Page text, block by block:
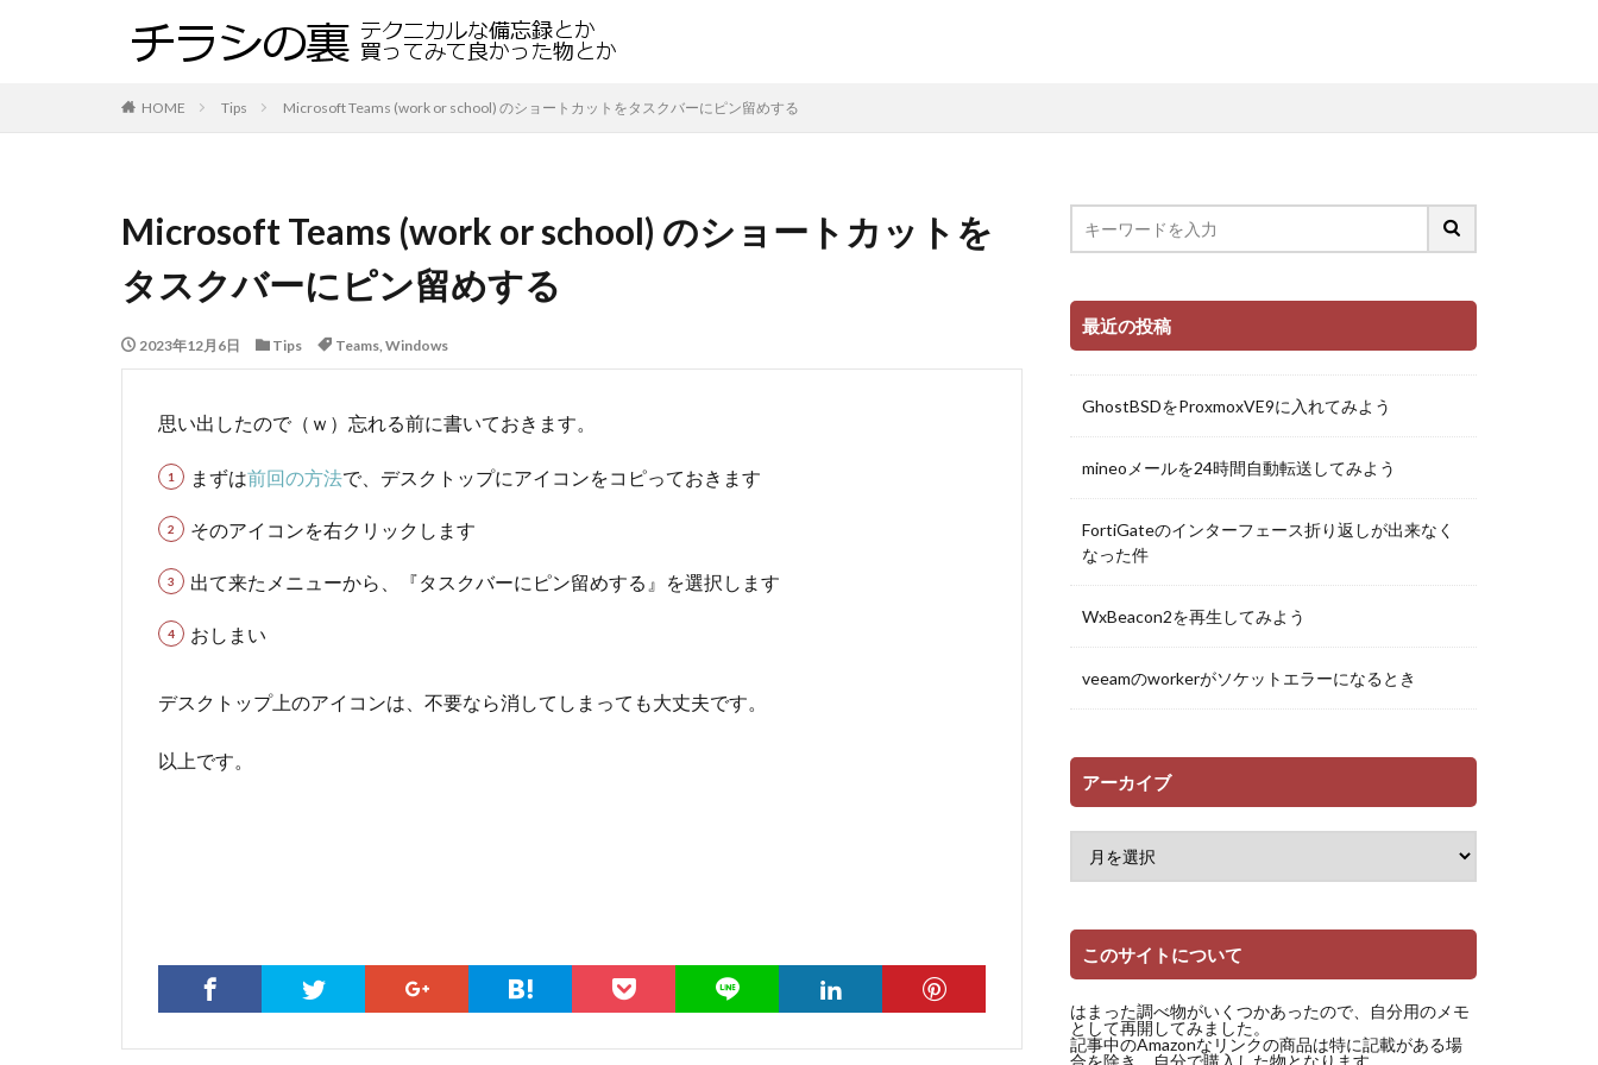
HOME Tips Microsoft Teams (work or school) のショートカットをタスクバーにピン留めする
Microsoft Teams (work or school) のショートカットを
タスクバーにピン留めする
2023年12月6日 Tips Teams, Windows
思い出したので（ｗ）忘れる前に書いておきます。
まずは前回の方法で、デスクトップにアイコンをコピっておきます
そのアイコンを右クリックします
出て来たメニューから、『タスクバーにピン留めする』を選択します
おしまい
デスクトップ上のアイコンは、不要なら消してしまっても大丈夫です。
以上です。
最近の投稿
GhostBSDをProxmoxVE9に入れてみよう
mineoメールを24時間自動転送してみよう
FortiGateのインターフェース折り返しが出来なく
なった件
WxBeacon2を再生してみよう
veeamのworkerがソケットエラーになるとき
アーカイブ
このサイトについて
はまった調べ物がいくつかあったので、自分用のメモ
として再開してみました。
記事中のAmazonなリンクの商品は特に記載がある場
合を除き、自分で購入した物となります。